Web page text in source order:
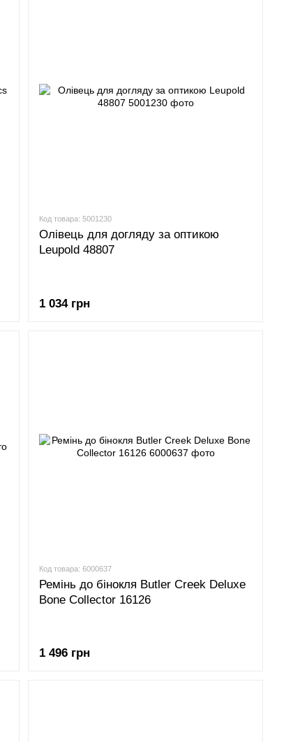
Код товара: 5001230
Олівець для догляду за оптикою
Leupold 48807
1 034 грн
Код товара: 6000637
Ремінь до бінокля Butler Creek Deluxe
Bone Collector 16126
1 496 грн